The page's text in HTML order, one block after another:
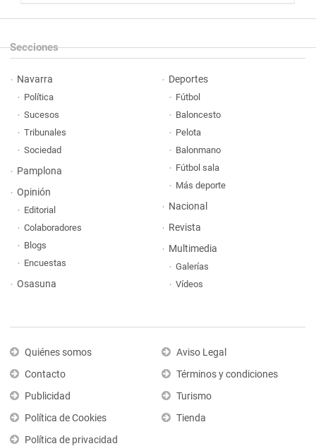
Secciones
Navarra
Política
Sucesos
Tribunales
Sociedad
Pamplona
Opinión
Editorial
Colaboradores
Blogs
Encuestas
Osasuna
Deportes
Fútbol
Baloncesto
Pelota
Balonmano
Fútbol sala
Más deporte
Nacional
Revista
Multimedia
Galerías
Vídeos
Quiénes somos
Contacto
Publicidad
Política de Cookies
Política de privacidad
Aviso Legal
Términos y condiciones
Turismo
Tienda